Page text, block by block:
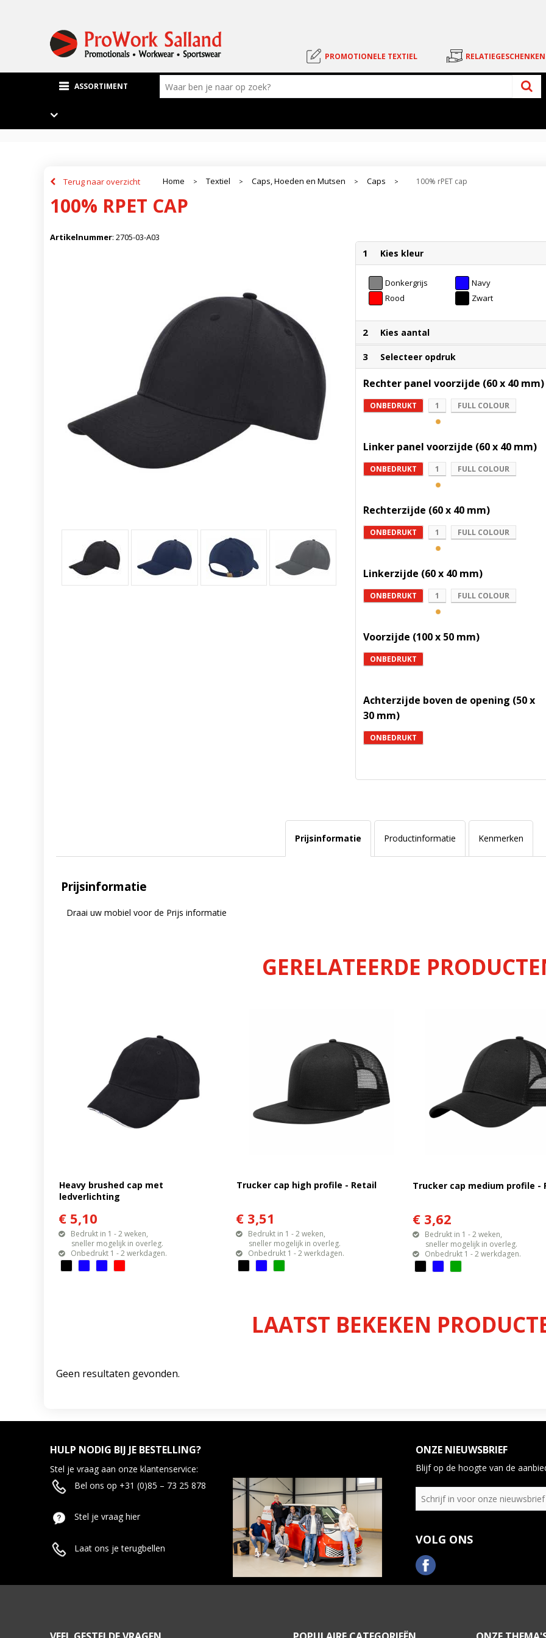
PROMOTIONELE TEXTIEL RELATIEGESCHENKEN
ASSORTIMENT
Terug naar overzicht Home > Textiel > Caps, Hoeden en Mutsen > Caps > 100% rPET cap
100% RPET CAP
Artikelnummer: 2705-03-A03
1 Kies kleur
Donkergrijs
Navy
Rood
Zwart
2 Kies aantal
3 Selecteer opdruk
Rechter panel voorzijde (60 x 40 mm)
ONBEDRUKT 1 FULL COLOUR
Linker panel voorzijde (60 x 40 mm)
ONBEDRUKT 1 FULL COLOUR
Rechterzijde (60 x 40 mm)
ONBEDRUKT 1 FULL COLOUR
Linkerzijde (60 x 40 mm)
ONBEDRUKT 1 FULL COLOUR
Voorzijde (100 x 50 mm)
ONBEDRUKT
Achterzijde boven de opening (50 x
30 mm)
ONBEDRUKT
Prijsinformatie Productinformatie Kenmerken
Prijsinformatie
Draai uw mobiel voor de Prijs informatie
GERELATEERDE
Heavy brushed cap met
ledverlichting
€ 5,10
Bedrukt in 1 - 2 weken,
sneller mogelijk in overleg.
Onbedrukt 1 - 2 werkdagen.
Trucker cap high profile - Retail
€ 3,51
Bedrukt in 1 - 2 weken,
sneller mogelijk in overleg.
Onbedrukt 1 - 2 werkdagen.
Trucker cap medium profile -
€ 3,62
Bedrukt in 1 - 2 weken,
sneller mogelijk in overleg.
Onbedrukt 1 - 2 werkdagen.
LAATST BEKEKEN
Geen resultaten gevonden.
HULP NODIG BIJ JE BESTELLING?
Stel je vraag aan onze klantenservice:
Bel ons op +31 (0)85 – 73 25 878
Stel je vraag hier
Laat ons je terugbellen
ONZE NIEUWSBRIEF
Blijf op de hoogte van de
VOLG ONS